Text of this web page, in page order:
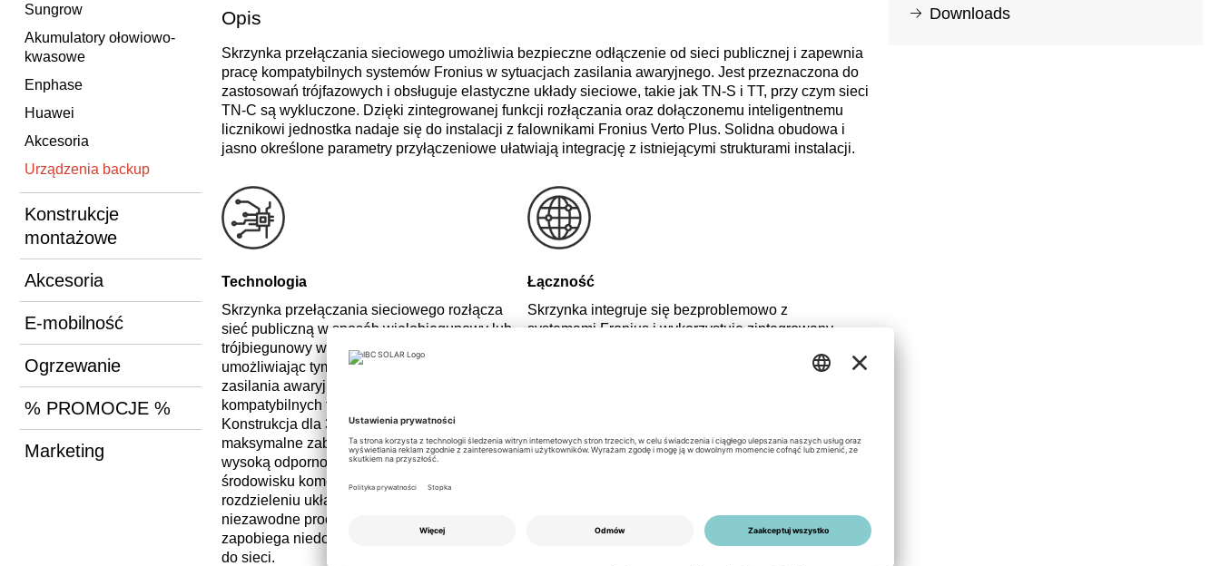
Sungrow
Akumulatory ołowiowo-
kwasowe
Enphase
Huawei
Akcesoria
Urządzenia backup
Konstrukcje
montażowe
Akcesoria
E-mobilność
Ogrzewanie
% PROMOCJE %
Marketing
Opis
Skrzynka przełączania sieciowego umożliwia bezpieczne odłączenie od sieci publicznej i zapewnia
pracę kompatybilnych systemów Fronius w sytuacjach zasilania awaryjnego. Jest przeznaczona do
zastosowań trójfazowych i obsługuje elastyczne układy sieciowe, takie jak TN‑S i TT, przy czym sieci
TN‑C są wykluczone. Dzięki zintegrowanej funkcji rozłączania oraz dołączonemu inteligentnemu
licznikowi jednostka nadaje się do instalacji z falownikami Fronius Verto Plus. Solidna obudowa i
jasno określone parametry przyłączeniowe ułatwiają integrację z istniejącymi strukturami instalacji.
Technologia
Skrzynka przełączania sieciowego rozłącza
sieć publiczną w sposób wielobiegunowy lub
trójbiegunowy w przypadku zakłócenia,
umożliwiając tym samym stabilną pracę
zasilania awaryjnego za pośrednictwem
kompatybilnych falowników Fronius.
Konstrukcja dla 3AC 230/400V oraz
maksymalne zabezpieczenie 63A zapewniają
wysoką odporność na obciążenia w
środowisku komercyjnym. Dzięki wyraźnemu
rozdzieleniu układów sieciowych wspiera
niezawodne procedury przełączania i
zapobiega niedozwolonemu oddawaniu energii
do sieci.
Łączność
Skrzynka integruje się bezproblemowo z
systemami Fronius i wykorzystuje zintegrowany
interfejs z urządzeniami Verto Plus zapewnia
Downloads